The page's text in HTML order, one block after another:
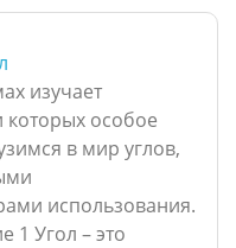
изучает
особое
в мир углов,
использования.
1 Угол – это